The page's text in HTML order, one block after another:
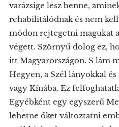
varázsige lesz benne,
rehabilitálódnak és nem
módon rejtegetni magukat
végett. Szörnyű dolog ez,
itt Magyarországon. S lám
Hegyen, a Szél lányokkal
vagy Kínába. Ez
Egyébként egy egyszerű
lehetne őket változtatni